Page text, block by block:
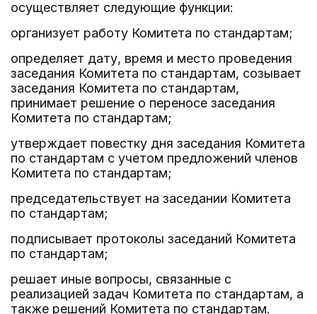
осуществляет следующие функции:
организует работу Комитета по стандартам;
определяет дату, время и место проведения
заседания Комитета по стандартам, созывает
заседания Комитета по стандартам,
принимает решение о переносе заседания
Комитета по стандартам;
утверждает повестку дня заседания Комитета
по стандартам с учетом предложений членов
Комитета по стандартам;
председательствует на заседании Комитета
по стандартам;
подписывает протоколы заседаний Комитета
по стандартам;
решает иные вопросы, связанные с
реализацией задач Комитета по стандартам, а
также решений Комитета по стандартам.